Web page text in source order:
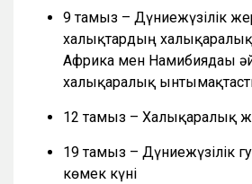
9 тамыз – Дүниежүзілік
халықтардың халықаралық
Африка мен Намибиядағы
халықаралық
12 тамыз – Халықаралық
19 тамыз – Дүниежүзілік
көмек күні